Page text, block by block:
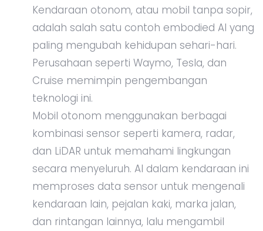
Kendaraan otonom, atau mobil tanpa sopir,
adalah salah satu contoh embodied AI yang
paling mengubah kehidupan sehari-hari.
Perusahaan seperti Waymo, Tesla, dan
Cruise memimpin pengembangan
teknologi ini.
Mobil otonom menggunakan berbagai
kombinasi sensor seperti kamera, radar,
dan LiDAR untuk memahami lingkungan
secara menyeluruh. AI dalam kendaraan ini
memproses data sensor untuk mengenali
kendaraan lain, pejalan kaki, marka jalan,
dan rintangan lainnya, lalu mengambil